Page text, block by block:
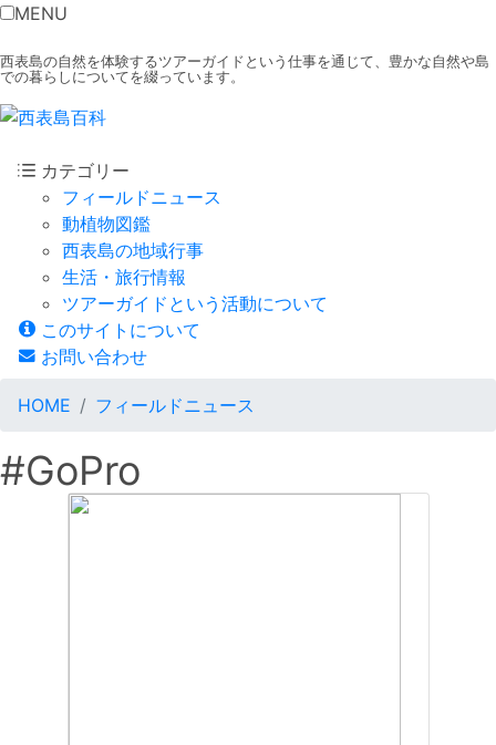
MENU
西表島の自然を体験するツアーガイドという仕事を通じて、豊かな自然や島
での暮らしについてを綴っています。
カテゴリー
フィールドニュース
動植物図鑑
西表島の地域行事
生活・旅行情報
ツアーガイドという活動について
このサイトについて
お問い合わせ
HOME フィールドニュース
#GoPro